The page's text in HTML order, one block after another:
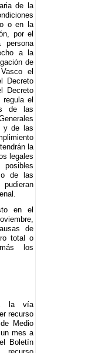
de la
o en la
por el
persona
a la
de
el
Decreto
Decreto
el
de las
y de las
la
legales
de las
en el
de
total o
los
la vía
recurso
Medio
mes a
Boletín